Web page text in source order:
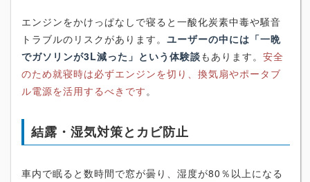
エンジンをかけっぱなしで寝ると一酸化炭素中毒や騒音
トラブルのリスクがあります。 ユーザーの中には「一晩
でガソリンが3L減った」という体験談もあります。 安全
のため就寝時は必ずエンジンを切り、換気扇やポータブ
ル電源を活用するべきです。
結露・湿気対策とカビ防止
車内で眠ると数時間で窓が曇り、湿度が80％以上になる